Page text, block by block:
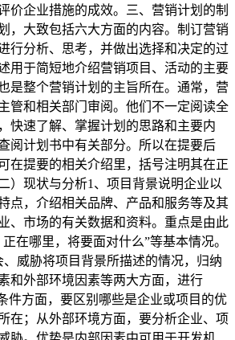
价企业措施的成效。三、营销计划的制
，大致包括六大方面的内容。制订营销
行分析、思考，并做出选择和决定的过
用于简短地介绍营销项目、活动的主要
是整个营销计划的主旨所在。通常，营
管和相关部门审阅。他们不一定阅读全
快速了解、掌握计划的思路和主要内
阅计划书中有关部分。所以在提要后
在提要的相关介绍里，括号注明其在正
）现状与分析1、项目背景说明企业以
点，介绍相关品牌、产品和服务等及其
、市场的有关数据和资料。重点是由此
在哪里，将要面对什么”等基本情况。
威胁将项目背景所描述的情况，归纳
和外部环境因素等两大方面，进行
件方面，要区别哪些是企业或项目的优
在；从外部环境方面，要分析企业、项